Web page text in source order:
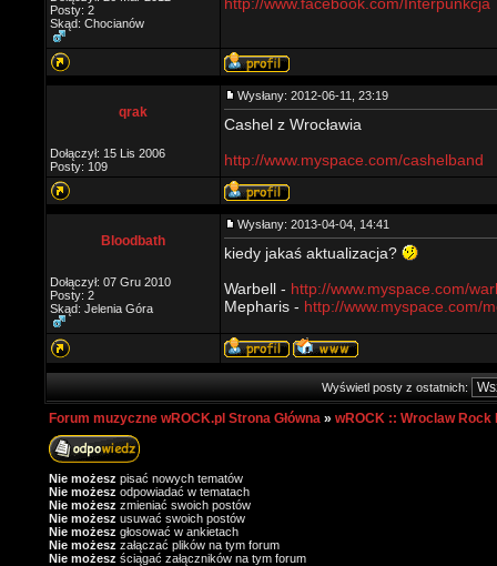
Posty: 2
Skąd: Chocianów
qrak
Dołączył: 15 Lis 2006
Posty: 109
Wysłany: 2012-06-11, 23:19
Cashel z Wrocławia
http://www.myspace.com/cashelband
Bloodbath
Dołączył: 07 Gru 2010
Posty: 2
Skąd: Jelenia Góra
Wysłany: 2013-04-04, 14:41
kiedy jakaś aktualizacja?
Warbell - http://www.myspace.com/
Mepharis - http://www.myspace.com/
Wyświetl posty z ostatnich:
Forum muzyczne wROCK.pl Strona Główna » wROCK :: Wroclaw Rock
Nie możesz pisać nowych tematów
Nie możesz odpowiadać w tematach
Nie możesz zmieniać swoich postów
Nie możesz usuwać swoich postów
Nie możesz głosować w ankietach
Nie możesz załączać plików na tym forum
Nie możesz ściągać załączników na tym forum